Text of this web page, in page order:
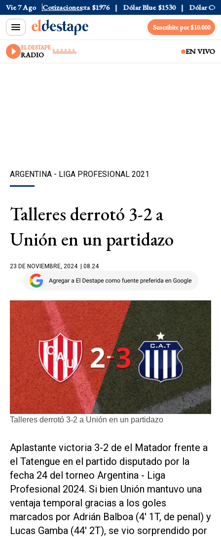
Vie 7 Ago Cotizaciones
$1520 Dólar Tarjeta $1976 Dólar Blue $1530 Dólar CCL
Suscribite por $10.000
EL DESTAPE
RADIO EN VIVO
ARGENTINA - LIGA PROFESIONAL 2021
Talleres derrotó 3-2 a
Unión en un partidazo
23 DE NOVIEMBRE, 2024 | 08.24
Talleres derrotó 3-2 a Unión en un partidazo
Aplastante victoria 3-2 de el Matador frente a
el Tatengue en el partido disputado por la
fecha 24 del torneo Argentina - Liga
Profesional 2024. Si bien Unión mantuvo una
ventaja temporal gracias a los goles
marcados por Adrián Balboa (4' 1T, de penal) y
Lucas Gamba (44' 2T), se vio sorprendido por